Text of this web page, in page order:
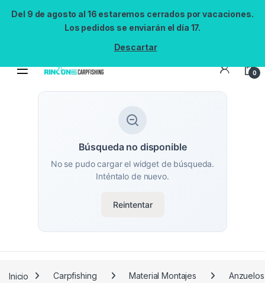
Del 9 de agosto al 16 estaremos cerrados por vacaciones.
Los pedidos se enviarán el día 17.
Descartar
0
Búsqueda no disponible
No se pudo cargar el widget de búsqueda.
Inténtalo de nuevo.
Reintentar
Inicio Carpfishing Material Montajes Anzuelos